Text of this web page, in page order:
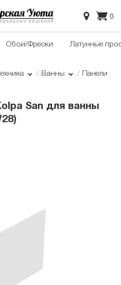
0
Обои/Фрески Латунные
Ванны
Панели
San для ванны